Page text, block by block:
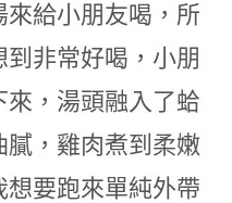
給小朋友喝，所
到非常好喝，小朋
，湯頭融入了蛤
，雞肉煮到柔嫩
要跑來單純外帶